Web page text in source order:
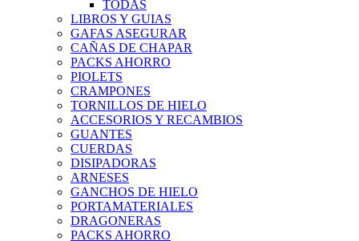
TODAS
LIBROS Y GUIAS
GAFAS ASEGURAR
CAÑAS DE CHAPAR
PACKS AHORRO
PIOLETS
CRAMPONES
TORNILLOS DE HIELO
ACCESORIOS Y RECAMBIOS
GUANTES
CUERDAS
DISIPADORAS
ARNESES
GANCHOS DE HIELO
PORTAMATERIALES
DRAGONERAS
PACKS AHORRO